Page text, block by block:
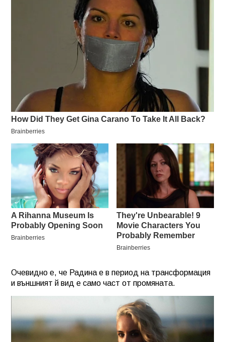
Очевидно е, че Радина е в период на трансформация
и външният й вид е само част от промяната.